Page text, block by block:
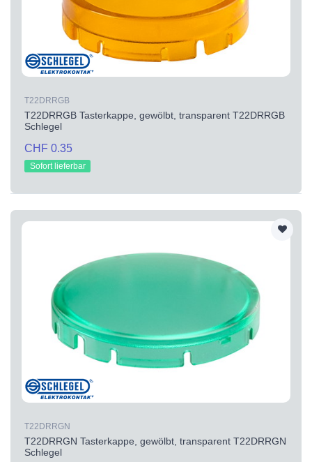
T22DRRGB
T22DRRGB Tasterkappe, gewölbt, transparent T22DRRGB
Schlegel
CHF 0.35
Sofort lieferbar
T22DRRGN
T22DRRGN Tasterkappe, gewölbt, transparent T22DRRGN
Schlegel